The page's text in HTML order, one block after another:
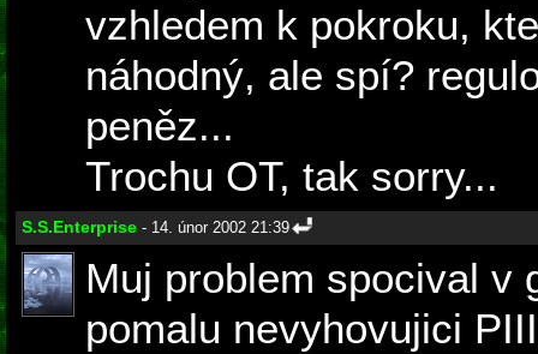
vzhledem k pokroku,
náhodný, ale spí?
peněz...
Trochu OT, tak sorry...
S.S.Enterprise - 14. únor 2002 21:39
Muj problem spocival v
pomalu nevyhovujici